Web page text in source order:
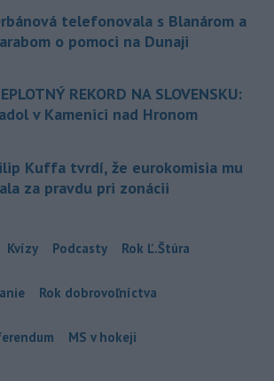
telefonovala s Blanárom a
o pomoci na Dunaji
REKORD NA SLOVENSKU:
v Kamenici nad Hronom
Kuffa tvrdí, že eurokomisia mu
za pravdu pri zonácii
Kvízy Podcasty Rok Ľ.Štúra
Rok dobrovoľníctva
MS v hokeji